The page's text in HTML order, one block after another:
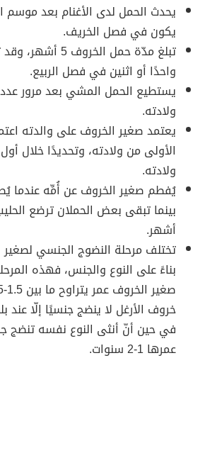
يحدث الحمل لدى الأغنام بعد موسم
يكون في فصل الخريف.
تبلغ مدّة حمل
واحدًا أو اثنين في فصل الربيع.
يستطيع الحمل المشي بعد مرور
ولادته.
يعتمد صغير الخروف على والدته
ولادته.
أشهر.
تختلف مرحلة النضوج الجنسي
بناءً على النوع والجنس، فهذه
في حين أنّ أنثى النوع نفسه تنضج
عمرها 1-2 سنوات.